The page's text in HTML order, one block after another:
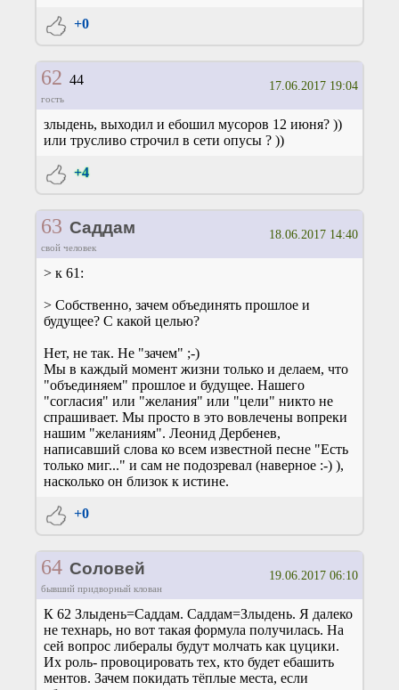
+0
62 44
гость
17.06.2017 19:04
злыдень, выходил и ебошил мусоров 12 июня? ))
или трусливо строчил в сети опусы ? ))
+4
63 Саддам
свой человек
18.06.2017 14:40
> к 61:
> Собственно, зачем объединять прошлое и
будущее? С какой целью?
Нет, не так. Не "зачем" ;-)
Мы в каждый момент жизни только и делаем, что
"объединяем" прошлое и будущее. Нашего
"согласия" или "желания" или "цели" никто не
спрашивает. Мы просто в это вовлечены вопреки
нашим "желаниям". Леонид Дербенев,
написавший слова ко всем известной песне "Есть
только миг..." и сам не подозревал (наверное :-) ),
насколько он близок к истине.
+0
64 Соловей
бывший придворный клован
19.06.2017 06:10
К 62 Злыдень=Саддам. Саддам=Злыдень. Я далеко
не технарь, но вот такая формула получилась. На
сей вопрос либералы будут молчать как цуцики.
Их роль- провоцировать тех, кто будет ебашить
ментов. Зачем покидать тёплые места, если